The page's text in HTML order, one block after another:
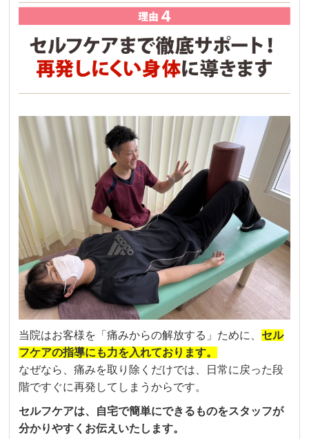
当院はお客様を「痛みからの解放する」ために、 セル
フケアの指導にも力を入れております。
なぜなら、痛みを取り除くだけでは、日常に戻った段
階ですぐに再発してしまうからです。
セルフケアは、自宅で簡単にできるものをスタッフが
分かりやすくお伝えいたします。